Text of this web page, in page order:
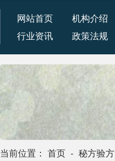
网站首页
机构介绍
行业资讯
政策法规
当前位置： 首页 - 秘方验方